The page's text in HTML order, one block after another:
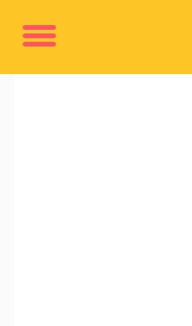
Toggle